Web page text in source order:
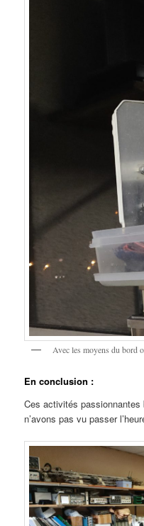
Avec les moyens du bord
En conclusion :
Ces activités
n’avons pas vu passer